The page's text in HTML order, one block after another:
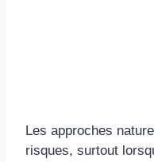
Les approches
risques, surtout